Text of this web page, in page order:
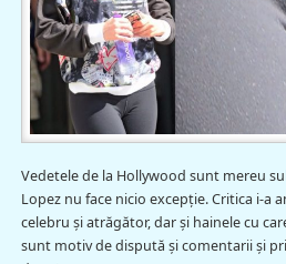
Vedetele de la Hollywood sunt mereu
Lopez nu face nicio excepţie. Critica i-a
celebru şi atrăgător, dar şi hainele cu
sunt motiv de dispută şi comentarii şi